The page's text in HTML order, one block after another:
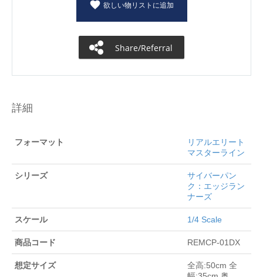
欲しい物リストに追加
Share/Referral
詳細
フォーマット
リアルエリート
マスターライン
シリーズ
サイバーパン
ク：エッジラン
ナーズ
スケール 1/4 Scale
商品コード REMCP-01DX
想定サイズ
全高:50cm 全